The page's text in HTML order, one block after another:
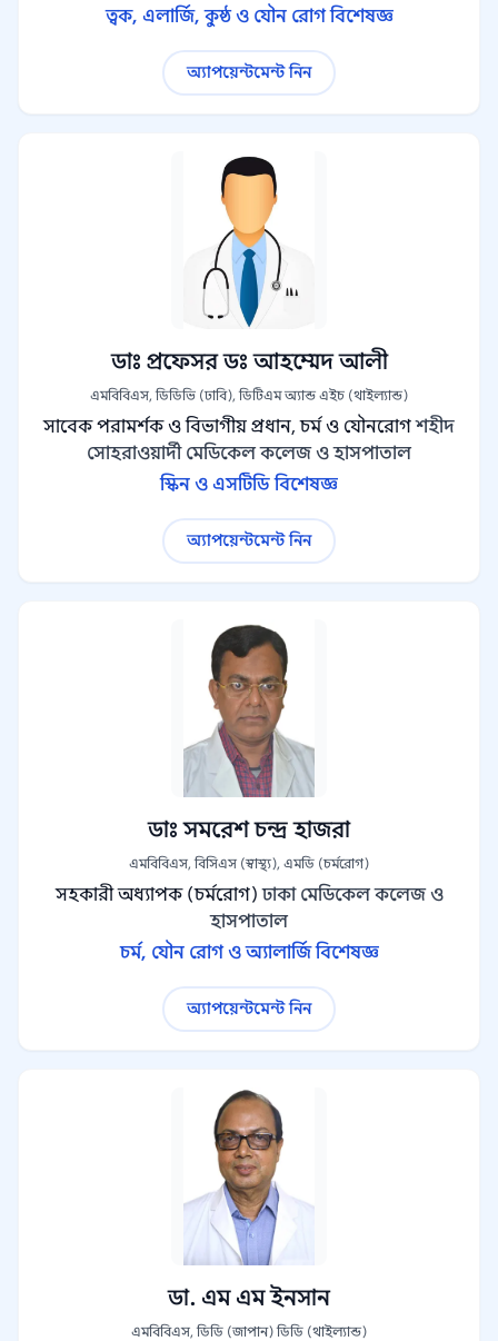
ত্বক, এলার্জি, কুষ্ঠ ও যৌন রোগ বিশেষজ্ঞ
অ্যাপয়েন্টমেন্ট নিন
ডাঃ প্রফেসর ডঃ আহম্মেদ আলী
এমবিবিএস, ডিডিভি (ঢাবি), ডিটিএম অ্যান্ড এইচ (থাইল্যান্ড)
সাবেক পরামর্শক ও বিভাগীয় প্রধান, চর্ম ও যৌনরোগ শহীদ
সোহরাওয়ার্দী মেডিকেল কলেজ ও হাসপাতাল
স্কিন ও এসটিডি বিশেষজ্ঞ
অ্যাপয়েন্টমেন্ট নিন
ডাঃ সমরেশ চন্দ্র হাজরা
এমবিবিএস, বিসিএস (স্বাস্থ্য), এমডি (চর্মরোগ)
সহকারী অধ্যাপক (চর্মরোগ) ঢাকা মেডিকেল কলেজ ও
হাসপাতাল
চর্ম, যৌন রোগ ও অ্যালার্জি বিশেষজ্ঞ
অ্যাপয়েন্টমেন্ট নিন
ডা. এম এম ইনসান
এমবিবিএস, ডিডি (জাপান) ডিডি (থাইল্যান্ড)